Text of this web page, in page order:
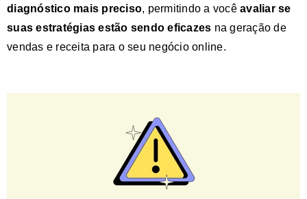
diagnóstico mais preciso, permitindo a você avaliar se
suas estratégias estão sendo eficazes na geração de
vendas e receita para o seu negócio online.